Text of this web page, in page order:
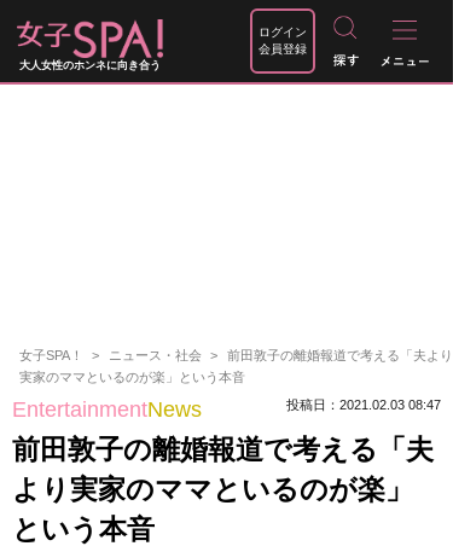
大人女性のホンネに向き合う
ログイン
会員登録
女子SPA！ ニュース・社会
前田敦子の離婚報道で考える「夫より
実家のママといるのが楽」という本音
EntertainmentNews 投稿日：2021.02.03 08:47
前田敦子の離婚報道で考える「夫
より実家のママといるのが楽」
という本音